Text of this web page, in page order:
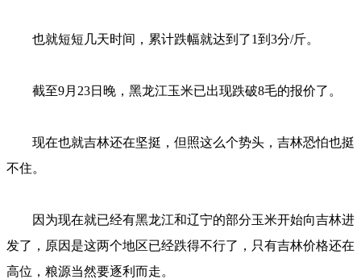
也就短短几天时间，累计跌幅就达到了1到3分/斤。
截至9月23日晚，黑龙江玉米已出现跌破8毛的报价了。
现在也就吉林还在坚挺，但照这么个势头，吉林恐怕也挺
不住。
因为现在就已经有黑龙江和辽宁的部分玉米开始向吉林进
发了，原因是这两个地区已经跌得不行了，只有吉林价格还在
高位，粮源当然要逐利而走。